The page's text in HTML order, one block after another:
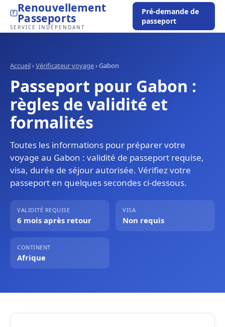
Renouvellement
Passeports
SERVICE INDÉPENDANT
Pré-demande de
passeport
Accueil›Vérificateur voyage›Gabon
Passeport pour Gabon :
règles de validité et
formalités
Toutes les informations pour préparer votre
voyage au Gabon : validité de passeport requise,
visa, durée de séjour autorisée. Vérifiez votre
passeport en quelques secondes ci-dessous.
VALIDITÉ REQUISE
6 mois après retour
VISA
Non requis
CONTINENT
Afrique